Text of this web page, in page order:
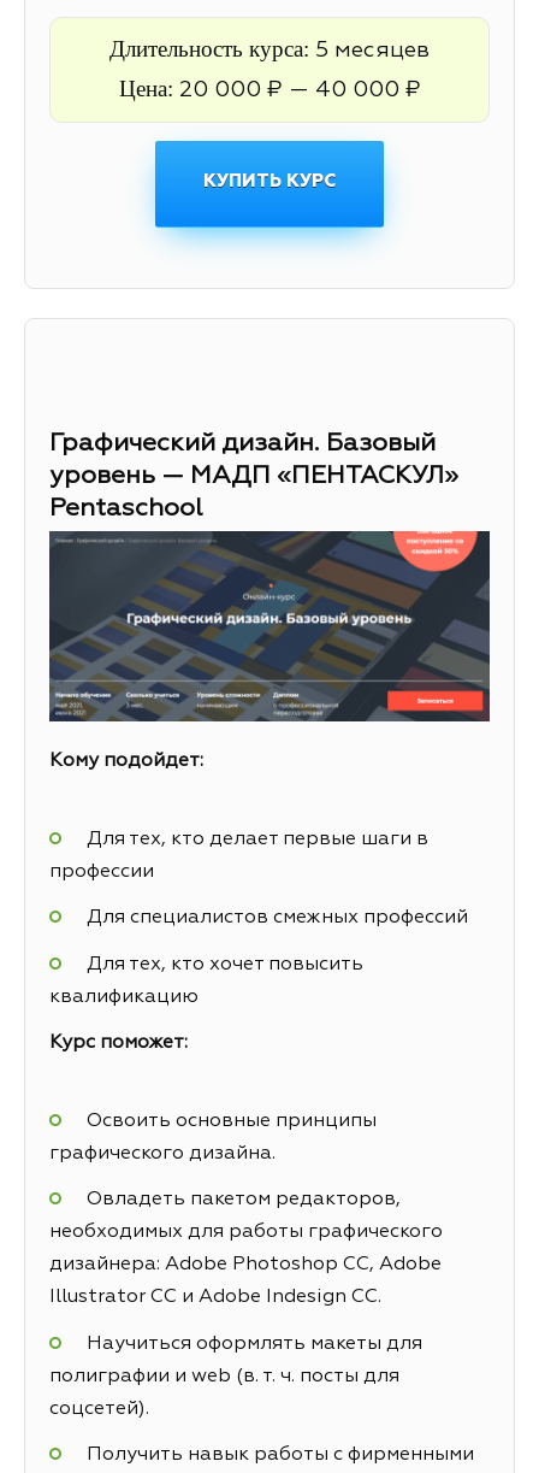
Длительность курса: 5 месяцев
Цена: 20 000 ₽ — 40 000 ₽
КУПИТЬ КУРС
Графический дизайн. Базовый
уровень — МАДП «ПЕНТАСКУЛ»
Pentaschool
Кому подойдет:
Для тех, кто делает первые шаги в
профессии
Для специалистов смежных профессий
Для тех, кто хочет повысить
квалификацию
Курс поможет:
Освоить основные принципы
графического дизайна.
Овладеть пакетом редакторов,
необходимых для работы графического
дизайнера: Adobe Photoshop CC, Adobe
Illustrator CC и Adobe Indesign CC.
Научиться оформлять макеты для
полиграфии и web (в. т. ч. посты для
соцсетей).
Получить навык работы с фирменными